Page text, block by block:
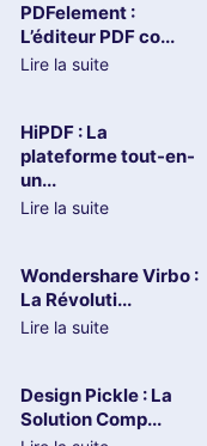
PDFelement :
L’éditeur PDF co...
Lire la suite
HiPDF : La
plateforme tout-en-
un...
Lire la suite
Wondershare Virbo :
La Révoluti...
Lire la suite
Design Pickle : La
Solution Comp...